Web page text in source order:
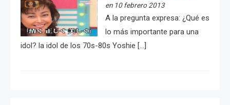
en 10 febrero 2013
A la pregunta expresa: ¿Qué es
lo más importante para una
idol? la idol de los 70s-80s Yoshie […]